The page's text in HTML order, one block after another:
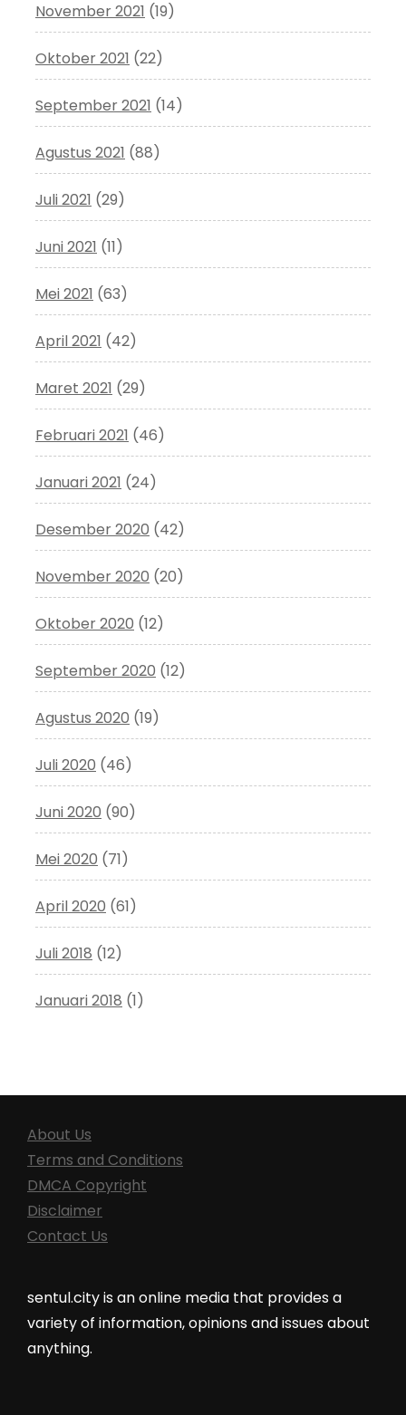
November 2021 (19)
Oktober 2021 (22)
September 2021 (14)
Agustus 2021 (88)
Juli 2021 (29)
Juni 2021 (11)
Mei 2021 (63)
April 2021 (42)
Maret 2021 (29)
Februari 2021 (46)
Januari 2021 (24)
Desember 2020 (42)
November 2020 (20)
Oktober 2020 (12)
September 2020 (12)
Agustus 2020 (19)
Juli 2020 (46)
Juni 2020 (90)
Mei 2020 (71)
April 2020 (61)
Juli 2018 (12)
Januari 2018 (1)
About Us
Terms and Conditions
DMCA Copyright
Disclaimer
Contact Us
sentul.city is an online media that provides a
variety of information, opinions and issues about
anything.